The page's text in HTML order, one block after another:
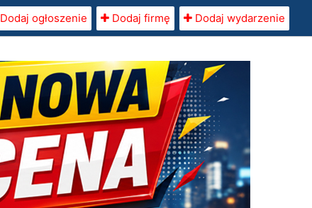
Dodaj ogłoszenie Dodaj firmę Dodaj wydarzenie